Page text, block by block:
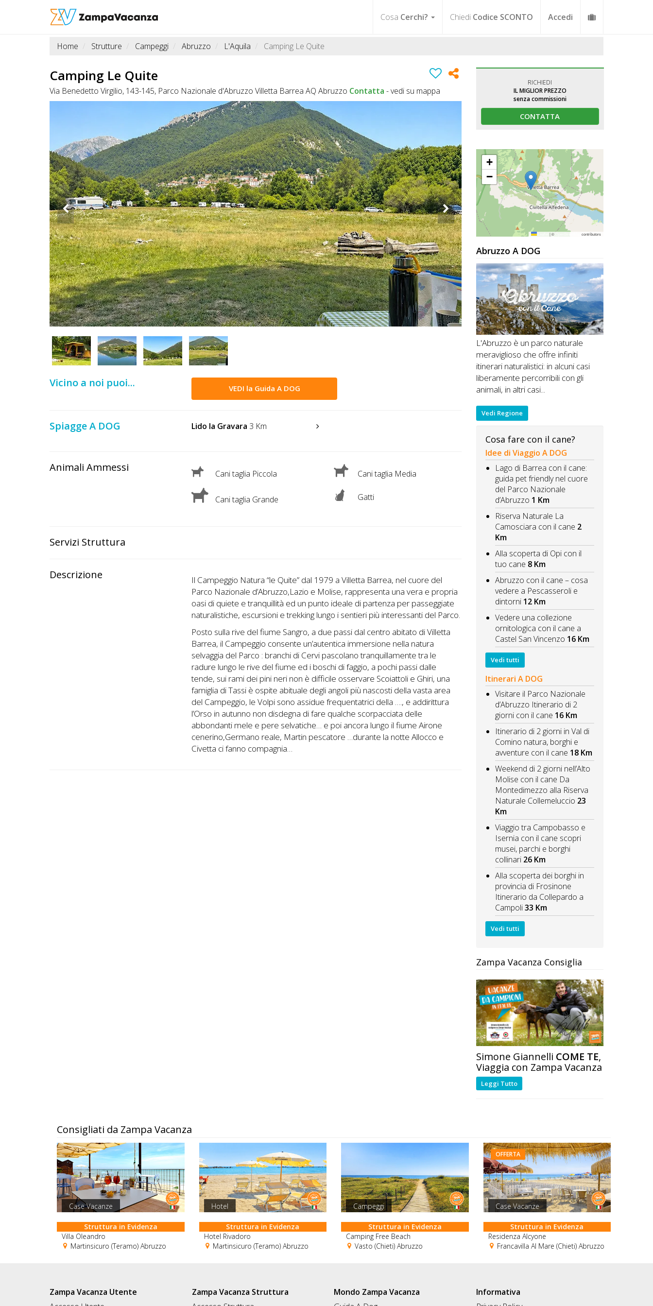
Cosa Cerchi? Chiedi Codice SCONTO Accedi
STRUTTURE
OFFERTE
CHIEDI
CODICE
SCONTO
Lavora
Home Strutture Campeggi Abruzzo L'Aquila Camping Le Quite
Camping Le Quite
Via Benedetto Virgilio, 143-145, Parco Nazionale d'Abruzzo Villetta Barrea AQ Abruzzo Contatta -vedi su mappa
Vicino a noi puoi... VEDI la Guida A DOG
Spiagge A DOG Lido la Gravara 3 Km
Animali Ammessi Cani taglia Piccola Cani taglia Media
Cani taglia Grande Gatti
Servizi Struttura
Descrizione
Il Campeggio Natura “le Quite” dal 1979 a Villetta Barrea, nel cuore del
Parco Nazionale d’Abruzzo,Lazio e Molise, rappresenta una vera e propria
oasi di quiete e tranquillità ed un punto ideale di partenza per passeggiate
naturalistiche, escursioni e trekking lungo i sentieri più interessanti del Parco.
Posto sulla rive del fiume Sangro, a due passi dal centro abitato di Villetta
Barrea, il Campeggio consente un’autentica immersione nella natura
selvaggia del Parco : branchi di Cervi pascolano tranquillamente tra le
radure lungo le rive del fiume ed i boschi di faggio, a pochi passi dalle
tende, sui rami dei pini neri non è difficile osservare Scoiattoli e Ghiri, una
famiglia di Tassi è ospite abituale degli angoli più nascosti della vasta area
del Campeggio, le Volpi sono assidue frequentatrici della …., e addirittura
l’Orso in autunno non disdegna di fare qualche scorpacciata delle
abbondanti mele e pere selvatiche… e poi ancora lungo il fiume Airone
cenerino,Germano reale, Martin pescatore …durante la notte Allocco e
Civetta ci fanno compagnia…
RICHIEDI
IL MIGLIOR PREZZO
senza commissioni
CONTATTA
+
−
|© contributors
Abruzzo A DOG
L'Abruzzo è un parco naturale
meraviglioso che offre infiniti
itinerari naturalistici: in alcuni casi
liberamente percorribili con gli
animali, in altri casi...
Vedi Regione
Cosa fare con il cane?
Idee di Viaggio A DOG
Lago di Barrea con il cane:
guida pet friendly nel cuore
del Parco Nazionale
d’Abruzzo 1 Km
Riserva Naturale La
Camosciara con il cane 2
Km
Alla scoperta di Opi con il
tuo cane 8 Km
Abruzzo con il cane – cosa
vedere a Pescasseroli e
dintorni 12 Km
Vedere una collezione
ornitologica con il cane a
Castel San Vincenzo 16 Km
Vedi tutti
Itinerari A DOG
Visitare il Parco Nazionale
d’Abruzzo Itinerario di 2
giorni con il cane 16 Km
Itinerario di 2 giorni in Val di
Comino natura, borghi e
avventure con il cane 18 Km
Weekend di 2 giorni nell’Alto
Molise con il cane Da
Montedimezzo alla Riserva
Naturale Collemeluccio 23
Km
Viaggio tra Campobasso e
Isernia con il cane scopri
musei, parchi e borghi
collinari 26 Km
Alla scoperta dei borghi in
provincia di Frosinone
Itinerario da Collepardo a
Campoli 33 Km
Vedi tutti
Zampa Vacanza Consiglia
Simone Giannelli COME TE,
Viaggia con Zampa Vacanza
Leggi Tutto
Consigliati da Zampa Vacanza
Case Vacanze
Struttura in Evidenza
Villa Oleandro
Martinsicuro (Teramo) Abruzzo
Hotel
Struttura in Evidenza
Hotel Rivadoro
Martinsicuro (Teramo) Abruzzo
Campeggi
Struttura in Evidenza
Camping Free Beach
Vasto (Chieti) Abruzzo
OFFERTA
Case Vacanze
Struttura in Evidenza
Residenza Alcyone
Francavilla Al Mare (Chieti) Abruzzo
Zampa Vacanza Utente
Zampa Vacanza Struttura
Mondo Zampa Vacanza
Informativa